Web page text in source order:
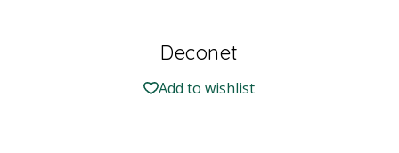
Deconet
Add to wishlist